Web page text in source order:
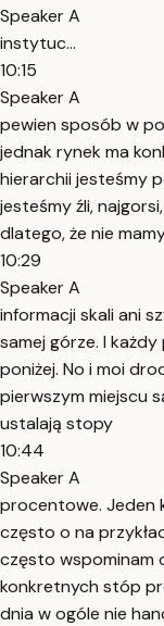
Speaker A
instytuc...
10:15
Speaker A
pewien sposób w
jednak rynek ma
hierarchii jesteśmy
jesteśmy źli,
dlatego, że nie
10:29
Speaker A
informacji skali ani
samej górze. I
poniżej. No i moi
pierwszym miejscu
ustalają stopy
10:44
Speaker A
procentowe. Jeden
często o na
często wspominam
konkretnych stóp
dnia w ogóle nie